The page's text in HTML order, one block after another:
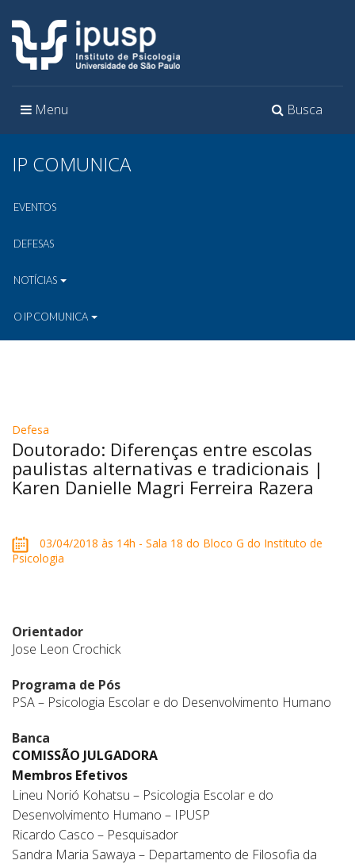
Toggle
Busca
Toggle
Menu
IP COMUNICA
EVENTOS
DEFESAS
NOTÍCIAS
O IP COMUNICA
Defesa
Doutorado: Diferenças entre escolas
paulistas alternativas e tradicionais |
Karen Danielle Magri Ferreira Razera
03/04/2018 às 14h - Sala 18 do Bloco G do Instituto de
Psicologia
Orientador
Jose Leon Crochick
Programa de Pós
PSA – Psicologia Escolar e do Desenvolvimento Humano
Banca
COMISSÃO JULGADORA
Membros Efetivos
Lineu Norió Kohatsu – Psicologia Escolar e do
Desenvolvimento Humano – IPUSP
Ricardo Casco – Pesquisador
Sandra Maria Sawaya – Departamento de Filosofia da